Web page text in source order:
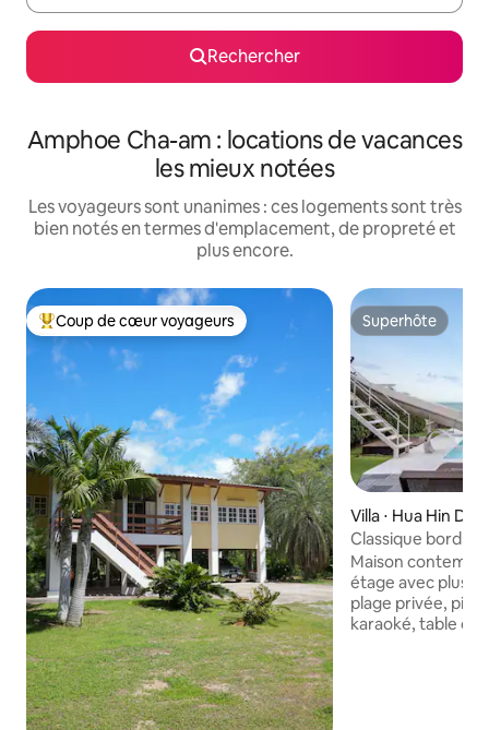
Rechercher
Amphoe Cha-am : locations de vacances
les mieux notées
Les voyageurs sont unanimes : ces logements sont très
bien notés en termes d'emplacement, de propreté et
plus encore.
Coups de cœur voyageurs les plus appréciés
Coup de cœur voyageurs Superhôte
Superhôte
Villa ⋅ Hua Hin
Classique bord
(ChaAm-Huahin)
Maison
étage avec plus
plage privée,
karaoké, table de billard -